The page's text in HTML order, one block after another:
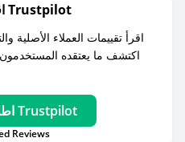
اقرأ تقييمات واراء العملاء على Trustpilot
اقرأ تقييمات العملاء الأصلية
اكتشف ما يعتقده
اطلع على آراء عملائنا على Trustpilot
Reviews